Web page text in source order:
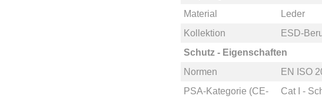
Material
Leder
Kollektion
ESD-
Schutz - Eigenschaften
Normen
EN ISO
PSA-Kategorie (CE-
Cat I -